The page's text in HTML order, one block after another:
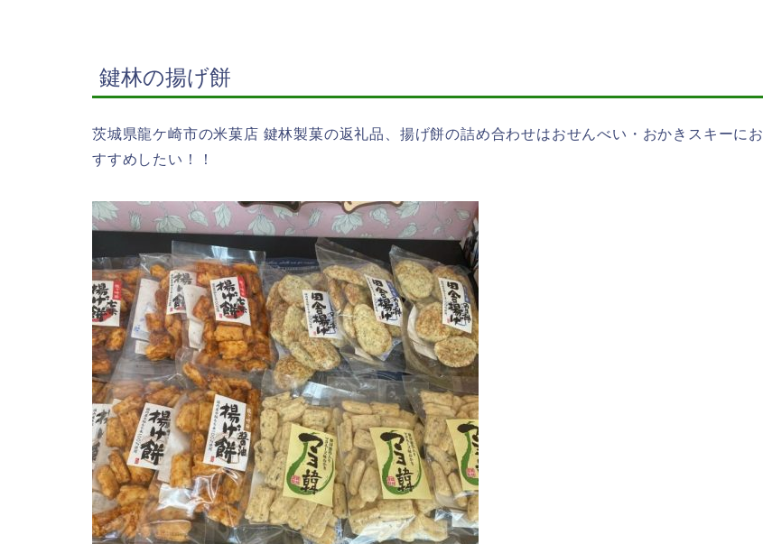
鍵林の揚げ餅
茨城県龍ケ崎市の米菓店 鍵林製菓の返礼品、揚げ餅の詰め合わせはおせんべい・おかきスキーにお
すすめしたい！！